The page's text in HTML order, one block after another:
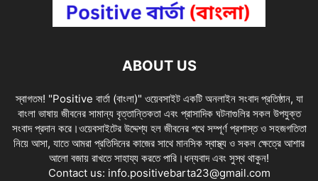
ABOUT US
স্বাগতম! "Positive বার্তা (বাংলা)" ওয়েবসাইট একটি অনলাইন সংবাদ প্রতিষ্ঠান, যা
বাংলা ভাষায় জীবনের সামান্য বৃত্তান্তিকতা এবং প্রাসাদিক ঘটনাগুলির সকল উপযুক্ত
সংবাদ প্রদান করে।ওয়েবসাইটের উদ্দেশ্য হল জীবনের পথে সম্পূর্ণ প্রশাস্ত ও সহজগতিতা
নিয়ে আসা, যাতে আমরা প্রতিদিনের কাজের সাথে মানসিক স্বাস্থ্য ও সকল ক্ষেত্রে আশার
আলো বজায় রাখতে সাহায্য করতে পারি।ধন্যবাদ এবং সুস্থ থাকুন!
Contact us: info.positivebarta23@gmail.com